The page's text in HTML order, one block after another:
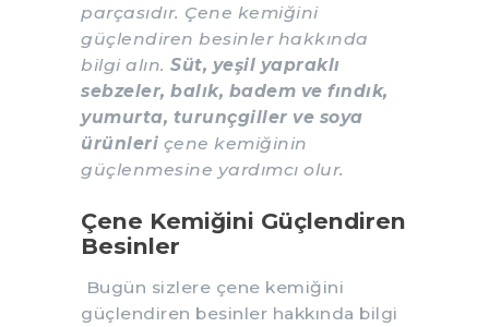
parçasıdır. Çene kemiğini
güçlendiren besinler hakkında
bilgi alın. Süt, yeşil yapraklı
sebzeler, balık, badem ve fındık,
yumurta, turunçgiller ve soya
ürünleri çene kemiğinin
güçlenmesine yardımcı olur.
Çene Kemiğini Güçlendiren
Besinler
Bugün sizlere çene kemiğini
güçlendiren besinler hakkında bilgi